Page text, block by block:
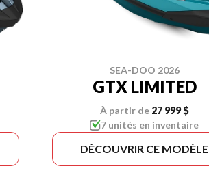
SEA-DOO 2026
GTX LIMITED
À partir de 27 999 $
7 unités en inventaire
DÉCOUVRIR CE MODÈLE